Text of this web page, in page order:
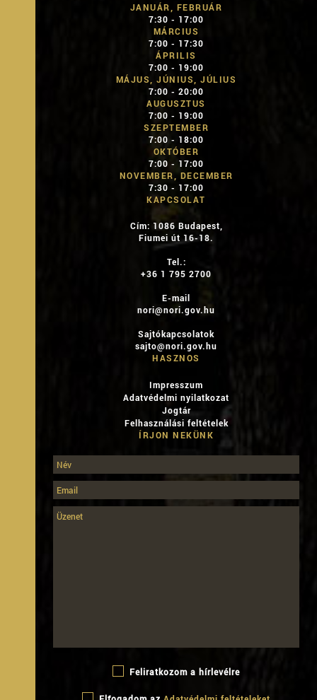
JANUÁR, FEBRUÁR
7:30 - 17:00
MÁRCIUS
7:00 - 17:30
ÁPRILIS
7:00 - 19:00
MÁJUS, JÚNIUS, JÚLIUS
7:00 - 20:00
AUGUSZTUS
7:00 - 19:00
SZEPTEMBER
7:00 - 18:00
OKTÓBER
7:00 - 17:00
NOVEMBER, DECEMBER
7:30 - 17:00
KAPCSOLAT
Cím: 1086 Budapest,
Fiumei út 16-18.
Tel.:
+36 1 795 2700
E-mail
nori@nori.gov.hu
Sajtókapcsolatok
sajto@nori.gov.hu
HASZNOS
Impresszum
Adatvédelmi nyilatkozat
Jogtár
Felhasználási feltételek
ÍRJON NEKÜNK
Feliratkozom a hírlevélre